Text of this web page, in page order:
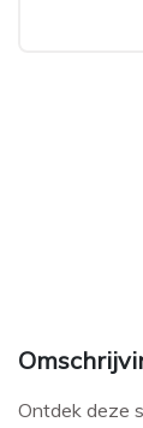
Ontdek deze